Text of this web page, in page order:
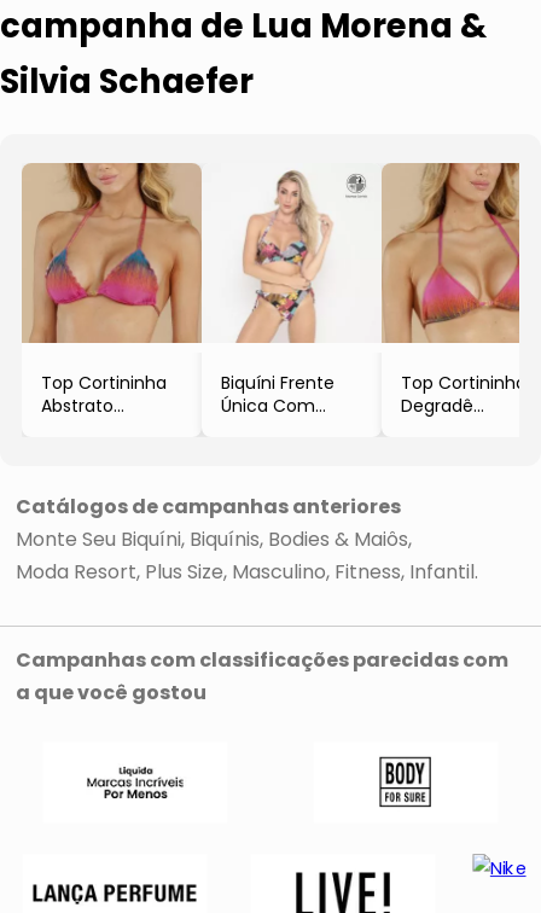
campanha de Lua Morena &
Silvia Schaefer
Top Cortininha
Abstrato
Biquíni Frente
Única Com
Top Cortininha
Degradê
Catálogos de campanhas anteriores
Monte Seu Biquíni Biquínis Bodies & Maiôs
Moda Resort Plus Size Masculino Fitness Infantil
Campanhas com classificações parecidas com
a que você gostou